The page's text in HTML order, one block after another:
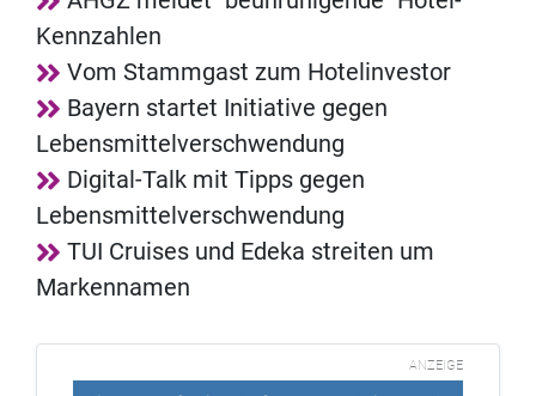
Kennzahlen
Vom Stammgast zum Hotelinvestor
Bayern startet Initiative gegen
Lebensmittelverschwendung
Digital-Talk mit Tipps gegen
Lebensmittelverschwendung
TUI Cruises und Edeka streiten um
Markennamen
ANZEIGE